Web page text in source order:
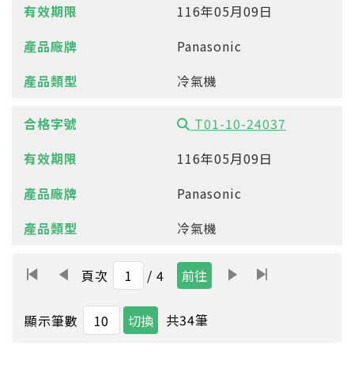
116年05月09日
Panasonic
冷氣機
T01-10-24037
116年05月09日
Panasonic
冷氣機
頁次 / 4
顯示筆數 共34筆